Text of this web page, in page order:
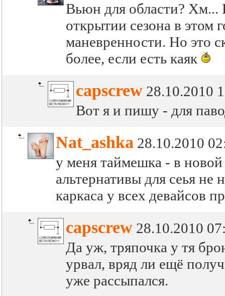
Вьюн для области? Хм...
открытии сезона в этом
маневренности. Но это
более, если есть каяк
capscrew 28.10.2010
Вот я и пишу - для
Nat_ashka 28.10.2010
у меня таймешка - в
альтернативы для сеья
каркаса у всех девайсов
capscrew 28.10.2010
Да уж, тряпочка у тя
урвал, вряд ли ещё
уже рассыпался.